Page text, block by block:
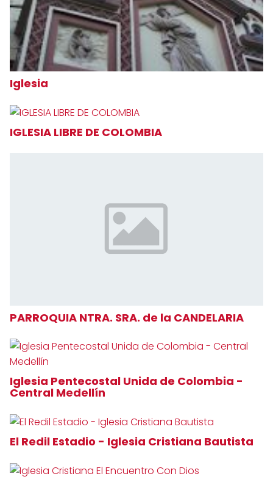
Iglesia
IGLESIA LIBRE DE COLOMBIA
PARROQUIA NTRA. SRA. de la CANDELARIA
Iglesia Pentecostal Unida de Colombia -
Central Medellín
El Redil Estadio - Iglesia Cristiana Bautista